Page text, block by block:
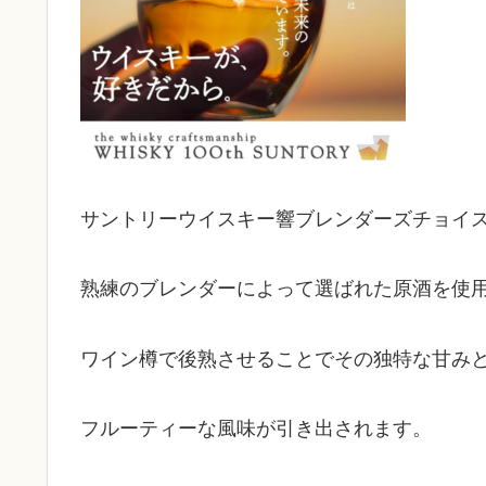
サントリーウイスキー響ブレンダーズチョイス
熟練のブレンダーによって選ばれた原酒を使用
ワイン樽で後熟させることでその独特な甘みと
フルーティーな風味が引き出されます。